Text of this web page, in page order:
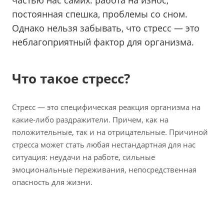
постоянная спешка, проблемы со сном.
Однако нельзя забывать, что стресс — это
неблагоприятный фактор для организма.
Что такое стресс?
Стресс — это специфическая реакция организма на
какие-либо раздражители. Причем, как на
положительные, так и на отрицательные. Причиной
стресса может стать любая нестандартная для нас
ситуация: неудачи на работе, сильные
эмоциональные переживания, непосредственная
опасность для жизни.